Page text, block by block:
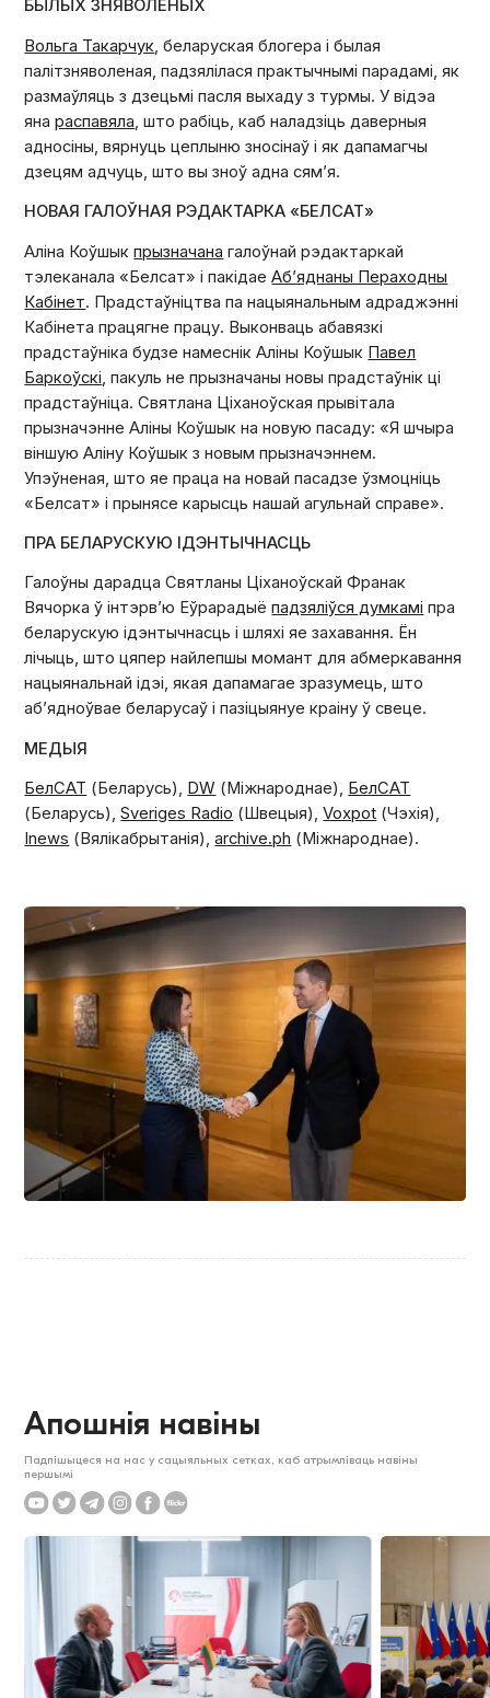
БЫЛЫХ ЗНЯВОЛЕНЫХ
Вольга Такарчук, беларуская блогера і былая
палітзняволеная, падзялілася практычнымі парадамі, як
размаўляць з дзецьмі пасля выхаду з турмы. У відэа
янараспавяла, што рабіць, каб наладзіць даверныя
адносіны, вярнуць цеплыню зносінаў і як дапамагчы
дзецям адчуць, што вы зноў адна сям’я.
НОВАЯ ГАЛОЎНАЯ РЭДАКТАРКА «БЕЛСАТ»
Аліна Коўшыкпрызначана галоўнай рэдактаркай
тэлеканала «Белсат» і пакідаеАб’яднаны Пераходны
Кабінет. Прадстаўніцтва па нацыянальным адраджэнні
Кабінета працягне працу. Выконваць абавязкі
прадстаўніка будзе намеснік Аліны Коўшык Павел
Баркоўскі , пакуль не прызначаны новы прадстаўнік ці
прадстаўніца. Святлана Ціханоўская прывітала
прызначэнне Аліны Коўшык на новую пасаду: «Я шчыра
віншую Аліну Коўшык з новым прызначэннем.
Упэўненая, што яе праца на новай пасадзе ўзмоцніць
«Белсат» і прынясе карысць нашай агульнай справе».
ПРА БЕЛАРУСКУЮ ІДЭНТЫЧНАСЦЬ
Галоўны дарадца Святланы Ціханоўскай Франак
Вячорка ў інтэрв’ю Еўрарадыёпадзяліўся думкамі пра
беларускую ідэнтычнасць і шляхі яе захавання. Ён
лічыць, што цяпер найлепшы момант для абмеркавання
нацыянальнай ідэі, якая дапамагае зразумець, што
аб’ядноўвае беларусаў і пазіцыянуе краіну ў свеце.
МЕДЫЯ
БелСАТ (Беларусь), DW (Міжнароднае), БелСАТ
(Беларусь),Sveriges Radio (Швецыя),Voxpot (Чэхія),
Inews (Вялікабрытанія),archive.ph (Міжнароднае).
Апошнія навіны
Падпішыцеся на нас у сацыяльных сетках, каб атрымліваць навіны
першымі